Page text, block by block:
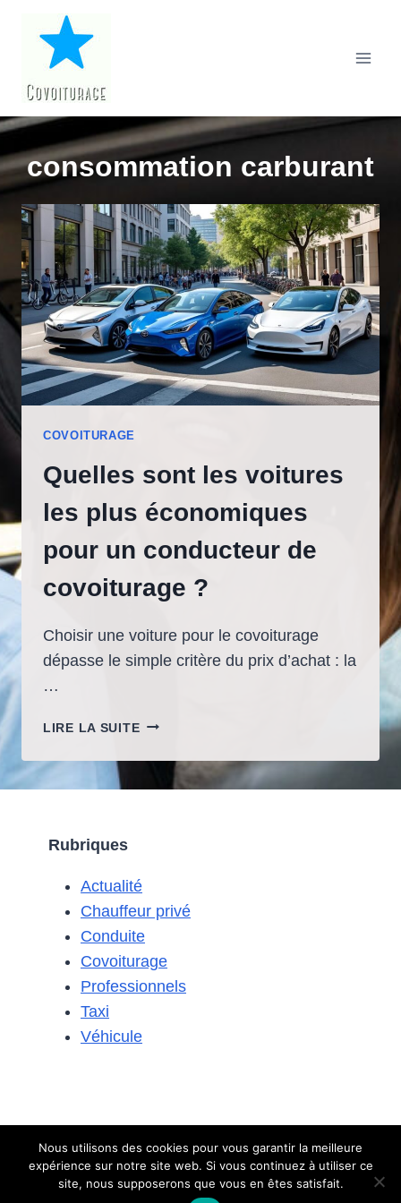
contenu
consommation carburant
COVOITURAGE
Quelles sont les voitures
les plus économiques
pour un conducteur de
covoiturage ?
Choisir une voiture pour le covoiturage
dépasse le simple critère du prix d’achat : la
…
LIRE LA SUITEQUELLES
LES
VOITURES
UN
CONDUCTEUR
?
Rubriques
Actualité
Chauffeur privé
Conduite
Covoiturage
Professionnels
Taxi
Véhicule
© 2026 Le covoiturageContact-Mentions légales
Nous utilisons des cookies pour vous garantir la meilleure
expérience sur notre site web. Si vous continuez à utiliser ce
site, nous supposerons que vous en êtes satisfait.